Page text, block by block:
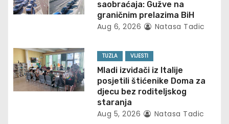
i
a
t
i
saobraćaja: Gužve na
graničnim prelazima BiH
Aug 6, 2026 Natasa Tadic
TUZLA VIJESTI
Mladi izviđači iz Italije
posjetili štićenike Doma za
djecu bez roditeljskog
staranja
Aug 5, 2026 Natasa Tadic